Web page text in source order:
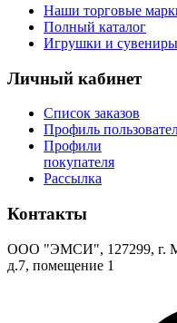
Наши торговые
Полный каталог
Игрушки и сувениры
Личный кабинет
Список заказов
Профиль
Профили
покупателя
Рассылка
Контакты
ООО "ЭМСИ", 127299, г.
д.7, помещение 1